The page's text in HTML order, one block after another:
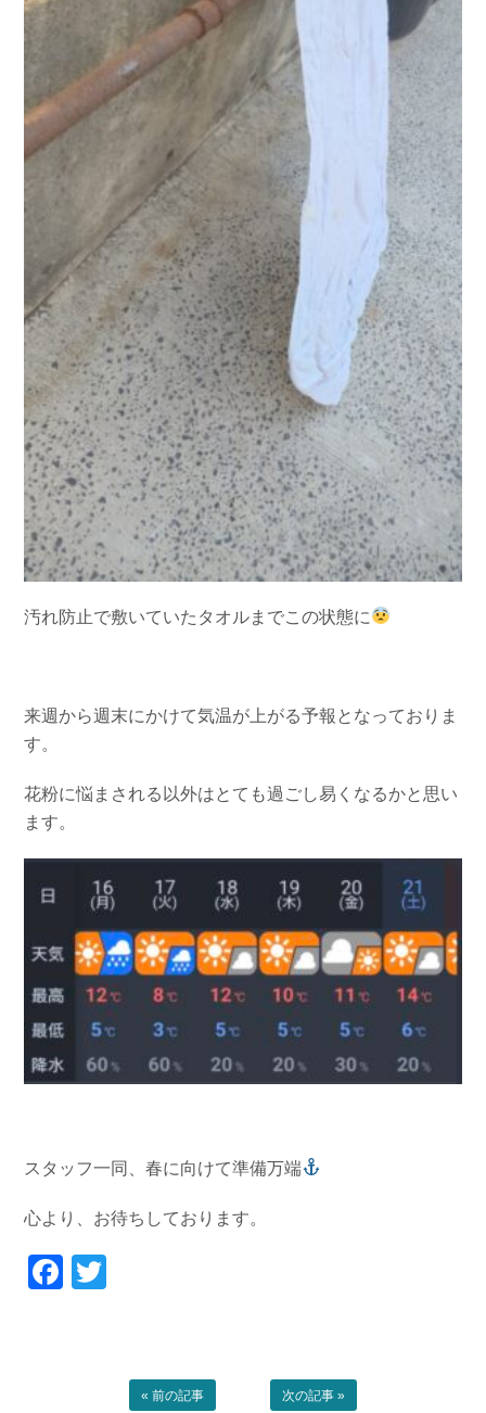
汚れ防止で敷いていたタオルまでこの状態に
来週から週末にかけて気温が上がる予報となっておりま
す。
花粉に悩まされる以外はとても過ごし易くなるかと思い
ます。
スタッフ一同、春に向けて準備万端
心より、お待ちしております。
Facebook
« 前の記事 次の記事 »